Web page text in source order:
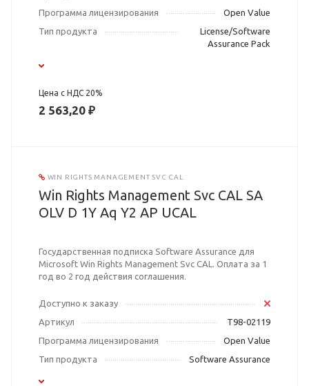
Программа лицензирования
Open Value
Тип продукта
License/Software
Assurance Pack
Цена с НДС 20%
2 563,20 ₽
WIN RIGHTS MANAGEMENT SVC CAL
Win Rights Management Svc CAL SA
OLV D 1Y Aq Y2 AP UCAL
Государственная подписка Software Assurance для
Microsoft Win Rights Management Svc CAL. Оплата за 1
год во 2 год действия соглашения.
Доступно к заказу
Артикул
T98-02119
Программа лицензирования
Open Value
Тип продукта
Software Assurance